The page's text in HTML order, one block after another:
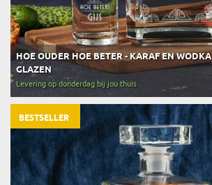
HOE OUDER HOE BETER - KARAF EN WODKA
GLAZEN
Levering op donderdag bij jou thuis
BESTSELLER